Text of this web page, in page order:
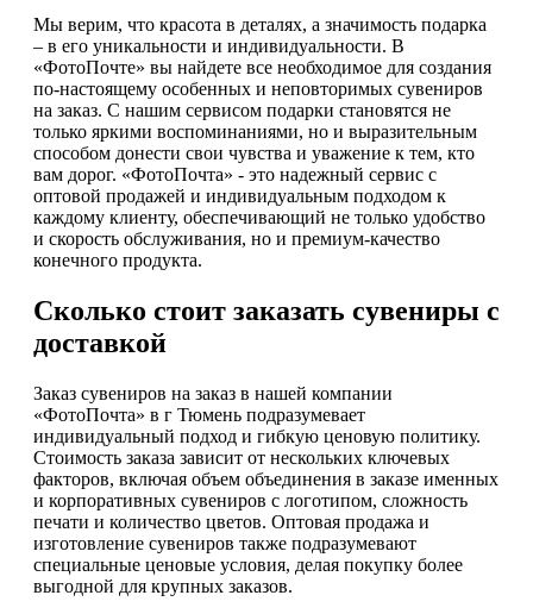
Мы верим, что красота в деталях, а значимость подарка
– в его уникальности и индивидуальности. В
«ФотоПочте» вы найдете все необходимое для создания
по-настоящему особенных и неповторимых сувениров
на заказ. С нашим сервисом подарки становятся не
только яркими воспоминаниями, но и выразительным
способом донести свои чувства и уважение к тем, кто
вам дорог. «ФотоПочта» - это надежный сервис с
оптовой продажей и индивидуальным подходом к
каждому клиенту, обеспечивающий не только удобство
и скорость обслуживания, но и премиум-качество
конечного продукта.
Сколько стоит заказать сувениры с
доставкой
Заказ сувениров на заказ в нашей компании
«ФотоПочта» в г Тюмень подразумевает
индивидуальный подход и гибкую ценовую политику.
Стоимость заказа зависит от нескольких ключевых
факторов, включая объем объединения в заказе именных
и корпоративных сувениров с логотипом, сложность
печати и количество цветов. Оптовая продажа и
изготовление сувениров также подразумевают
специальные ценовые условия, делая покупку более
выгодной для крупных заказов.